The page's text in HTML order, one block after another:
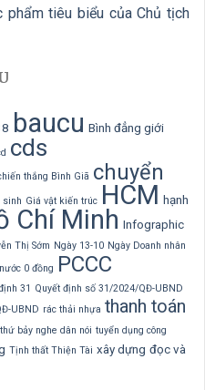
tiêu biểu của Chủ tịch
baucu Bình đẳng giới
cds
thắng Bình Giã chuyển
sinh Giá vật kiến trúc HCM hạnh
Chí Minh Infographic
Thị Sớm Ngày 13-10 Ngày Doanh nhân
nước 0 đồng PCCC
31 Quyết định số 31/2024/QĐ-UBND
UBND rác thải nhựa thanh toán
thứ bảy nghe dân nói tuyển dụng công
Tịnh thất Thiện Tài xây dựng đọc và